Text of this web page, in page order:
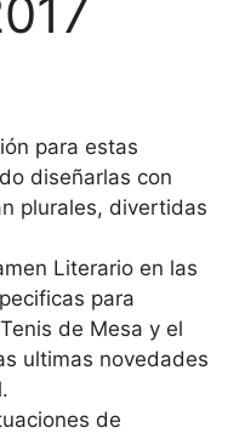
para estas
diseñarlas con
plurales, divertidas
Literario en las
para
de Mesa y el
ultimas novedades
de